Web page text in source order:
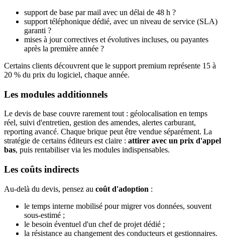
support de base par mail avec un délai de 48 h ?
support téléphonique dédié, avec un niveau de service (SLA)
garanti ?
mises à jour correctives et évolutives incluses, ou payantes
après la première année ?
Certains clients découvrent que le support premium représente 15 à
20 % du prix du logiciel, chaque année.
Les modules additionnels
Le devis de base couvre rarement tout : géolocalisation en temps
réel, suivi d'entretien, gestion des amendes, alertes carburant,
reporting avancé. Chaque brique peut être vendue séparément. La
stratégie de certains éditeurs est claire : attirer avec un prix d'appel
bas, puis rentabiliser via les modules indispensables.
Les coûts indirects
Au-delà du devis, pensez au coût d'adoption :
le temps interne mobilisé pour migrer vos données, souvent
sous-estimé ;
le besoin éventuel d'un chef de projet dédié ;
la résistance au changement des conducteurs et gestionnaires.